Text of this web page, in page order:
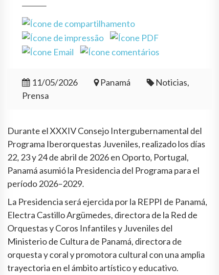
11/05/2026 Panamá
Noticias,
Prensa
Durante el XXXIV Consejo Intergubernamental del
Programa Iberorquestas Juveniles, realizado los días
22, 23 y 24 de abril de 2026 en Oporto, Portugal,
Panamá asumió la Presidencia del Programa para el
período 2026–2029.
La Presidencia será ejercida por la REPPI de Panamá,
Electra Castillo Argümedes, directora de la Red de
Orquestas y Coros Infantiles y Juveniles del
Ministerio de Cultura de Panamá, directora de
orquesta y coral y promotora cultural con una amplia
trayectoria en el ámbito artístico y educativo.